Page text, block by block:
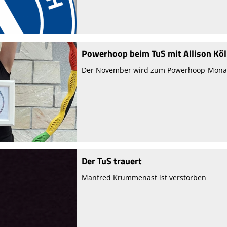
Powerhoop beim TuS mit Allison
Der November wird zum Powerhoop-
Der TuS trauert
Manfred Krummenast ist verstorben